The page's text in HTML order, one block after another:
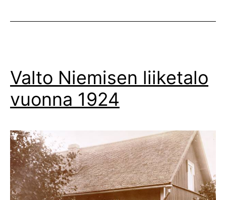
Valto Niemisen liiketalo
vuonna 1924